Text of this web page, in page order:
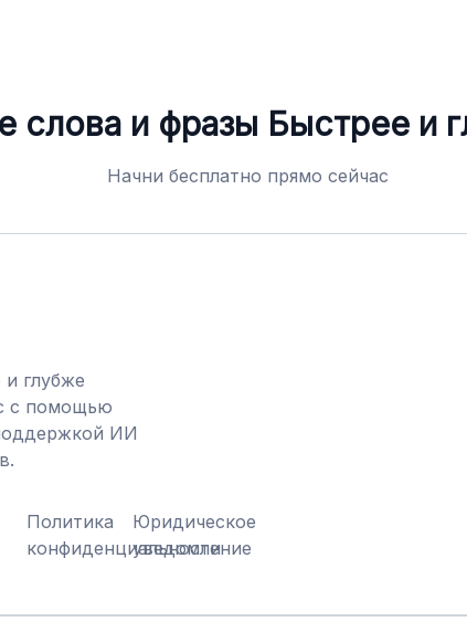
слова и фразы Быстрее и
Начни бесплатно прямо сейчас
глубже
с помощью
ИИ
Политика
конфиденциальности
Юридическое
уведомление